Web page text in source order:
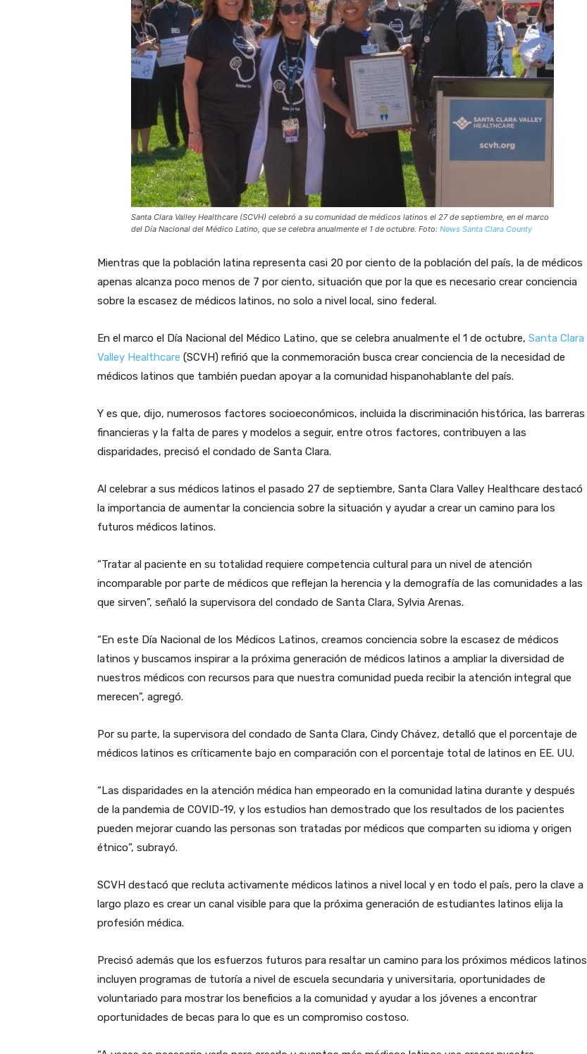
Santa Clara Valley Healthcare (SCVH) celebró a su comunidad de médicos latinos el 27 de septiembre, en el marco
del Día Nacional del Médico Latino, que se celebra anualmente el 1 de octubre. Foto: News Santa Clara County
Mientras que la población latina representa casi 20 por ciento de la población del país, la de médicos
apenas alcanza poco menos de 7 por ciento, situación que por la que es necesario crear conciencia
sobre la escasez de médicos latinos, no solo a nivel local, sino federal.
En el marco el Día Nacional del Médico Latino, que se celebra anualmente el 1 de octubre, Santa Clara
Valley Healthcare (SCVH) refirió que la conmemoración busca crear conciencia de la necesidad de
médicos latinos que también puedan apoyar a la comunidad hispanohablante del país.
Y es que, dijo, numerosos factores socioeconómicos, incluida la discriminación histórica, las barreras
financieras y la falta de pares y modelos a seguir, entre otros factores, contribuyen a las
disparidades, precisó el condado de Santa Clara.
Al celebrar a sus médicos latinos el pasado 27 de septiembre, Santa Clara Valley Healthcare destacó
la importancia de aumentar la conciencia sobre la situación y ayudar a crear un camino para los
futuros médicos latinos.
“Tratar al paciente en su totalidad requiere competencia cultural para un nivel de atención
incomparable por parte de médicos que reflejan la herencia y la demografía de las comunidades a las
que sirven”, señaló la supervisora ​​del condado de Santa Clara, Sylvia Arenas.
“En este Día Nacional de los Médicos Latinos, creamos conciencia sobre la escasez de médicos
latinos y buscamos inspirar a la próxima generación de médicos latinos a ampliar la diversidad de
nuestros médicos con recursos para que nuestra comunidad pueda recibir la atención integral que
merecen”, agregó.
Por su parte, la supervisora ​​del condado de Santa Clara, Cindy Chávez, detalló que el porcentaje de
médicos latinos es críticamente bajo en comparación con el porcentaje total de latinos en EE. UU.
“Las disparidades en la atención médica han empeorado en la comunidad latina durante y después
de la pandemia de COVID-19, y los estudios han demostrado que los resultados de los pacientes
pueden mejorar cuando las personas son tratadas por médicos que comparten su idioma y origen
étnico”, subrayó.
SCVH destacó que recluta activamente médicos latinos a nivel local y en todo el país, pero la clave a
largo plazo es crear un canal visible para que la próxima generación de estudiantes latinos elija la
profesión médica.
Precisó además que los esfuerzos futuros para resaltar un camino para los próximos médicos latinos
incluyen programas de tutoría a nivel de escuela secundaria y universitaria, oportunidades de
voluntariado para mostrar los beneficios a la comunidad y ayudar a los jóvenes a encontrar
oportunidades de becas para lo que es un compromiso costoso.